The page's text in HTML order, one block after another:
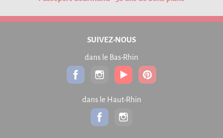
SUIVEZ-NOUS
dans le Bas-Rhin
dans le Haut-Rhin